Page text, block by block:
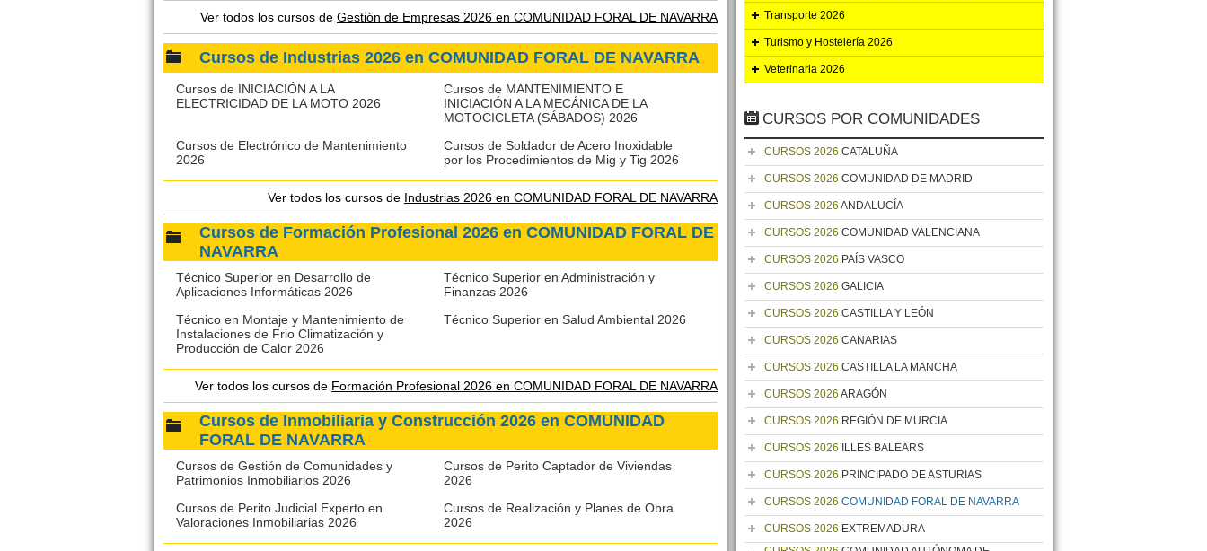
Ver todos los cursos de Gestión de Empresas 2026 en COMUNIDAD FORAL DE NAVARRA
Cursos de Industrias 2026 en COMUNIDAD FORAL DE NAVARRA
Cursos de INICIACIÓN A LA
ELECTRICIDAD DE LA MOTO 2026
Cursos de MANTENIMIENTO E
INICIACIÓN A LA MECÁNICA DE LA
MOTOCICLETA (SÁBADOS) 2026
Cursos de Electrónico de Mantenimiento
2026
Cursos de Soldador de Acero Inoxidable
por los Procedimientos de Mig y Tig 2026
Ver todos los cursos de Industrias 2026 en COMUNIDAD FORAL DE NAVARRA
Cursos de Formación Profesional 2026 en COMUNIDAD FORAL DE
NAVARRA
Técnico Superior en Desarrollo de
Aplicaciones Informáticas 2026
Técnico Superior en Administración y
Finanzas 2026
Técnico en Montaje y Mantenimiento de
Instalaciones de Frio Climatización y
Producción de Calor 2026
Técnico Superior en Salud Ambiental 2026
Ver todos los cursos de Formación Profesional 2026 en COMUNIDAD FORAL DE NAVARRA
Cursos de Inmobiliaria y Construcción 2026 en COMUNIDAD
FORAL DE NAVARRA
Cursos de Gestión de Comunidades y
Patrimonios Inmobiliarios 2026
Cursos de Perito Captador de Viviendas
2026
Cursos de Perito Judicial Experto en
Valoraciones Inmobiliarias 2026
Cursos de Realización y Planes de Obra
2026
Transporte 2026
Turismo y Hostelería 2026
Veterinaria 2026
CURSOS POR COMUNIDADES
CURSOS 2026 CATALUÑA
CURSOS 2026 COMUNIDAD DE MADRID
CURSOS 2026 ANDALUCÍA
CURSOS 2026 COMUNIDAD VALENCIANA
CURSOS 2026 PAÍS VASCO
CURSOS 2026 GALICIA
CURSOS 2026 CASTILLA Y LEÓN
CURSOS 2026 CANARIAS
CURSOS 2026 CASTILLA LA MANCHA
CURSOS 2026 ARAGÓN
CURSOS 2026 REGIÓN DE MURCIA
CURSOS 2026 ILLES BALEARS
CURSOS 2026 PRINCIPADO DE ASTURIAS
CURSOS 2026 COMUNIDAD FORAL DE NAVARRA
CURSOS 2026 EXTREMADURA